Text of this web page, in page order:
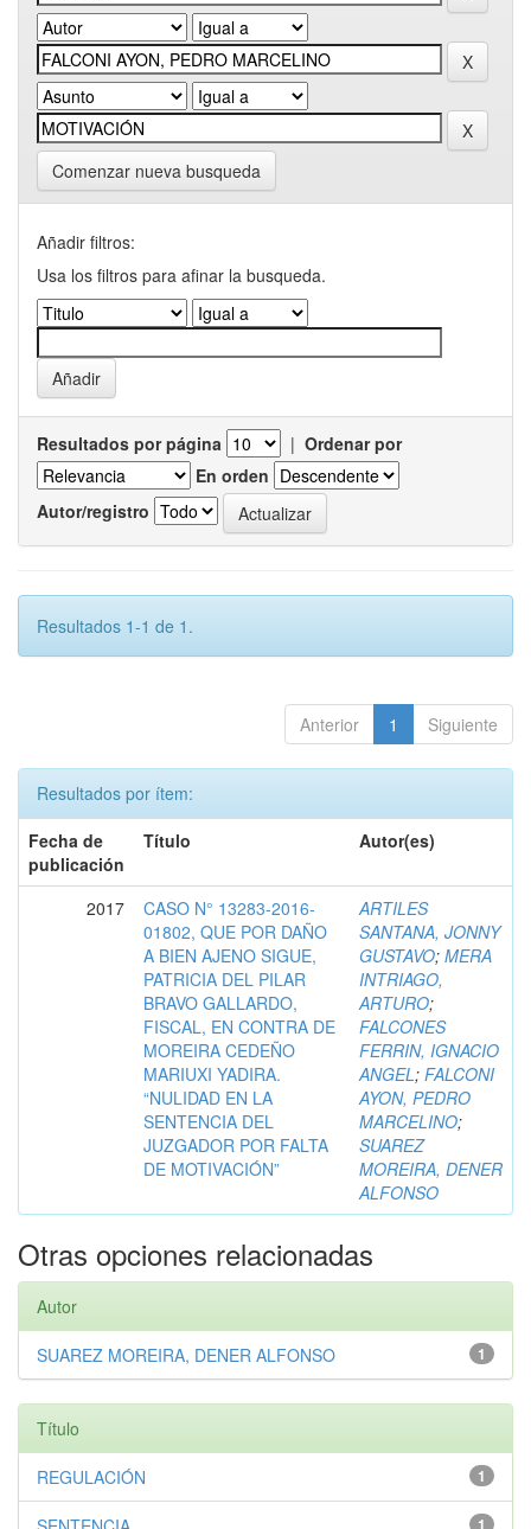
Comenzar nueva busqueda
Añadir filtros:
Usa los filtros para afinar la busqueda.
Resultados por página | Ordenar por
En orden
Autor/registro
Resultados 1-1 de 1.
Anterior 1 Siguiente
Resultados por ítem:
Fecha de
publicación
Título Autor(es)
2017
CASO N° 13283-2016-
01802, QUE POR DAÑO
A BIEN AJENO SIGUE,
PATRICIA DEL PILAR
BRAVO GALLARDO,
FISCAL, EN CONTRA DE
MOREIRA CEDEÑO
MARIUXI YADIRA.
“NULIDAD EN LA
SENTENCIA DEL
JUZGADOR POR FALTA
DE MOTIVACIÓN”
ARTILES
SANTANA, JONNY
GUSTAVO; MERA
INTRIAGO,
ARTURO;
FALCONES
FERRIN, IGNACIO
ANGEL; FALCONI
AYON, PEDRO
MARCELINO;
SUAREZ
MOREIRA, DENER
ALFONSO
Otras opciones relacionadas
Autor
1
SUAREZ MOREIRA, DENER ALFONSO
Título
1
REGULACIÓN
1